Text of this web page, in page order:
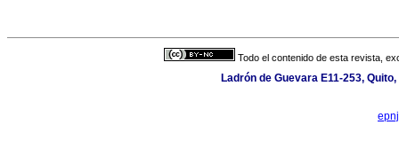
Todo el contenido de esta revista,
Ladrón de Guevara E11-253,